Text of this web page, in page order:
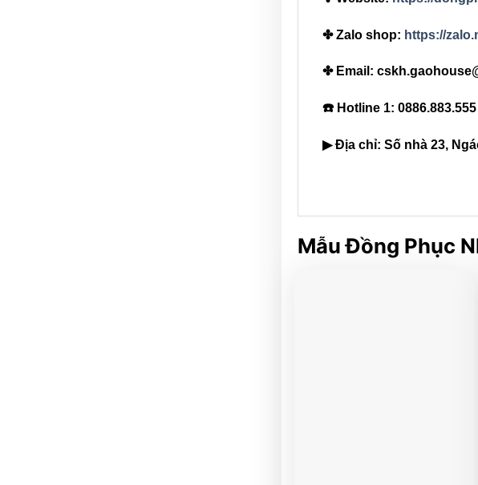
✤ Zalo shop: https://
✤ Email:
☎️ Hotline 1: 0886.883.555
▶ Địa chỉ: Số nhà 23,
Mẫu Đồng Phục